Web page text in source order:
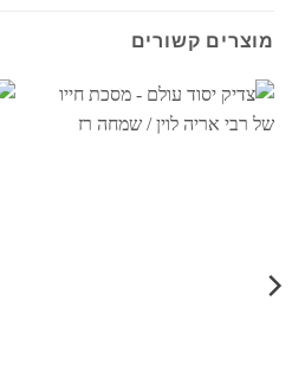
מוצרים קשורים